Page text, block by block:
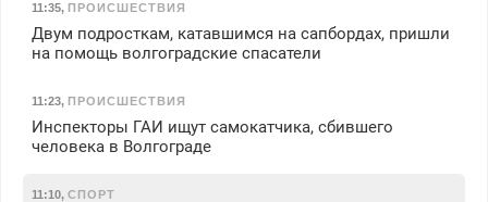
11:35, ПРОИСШЕСТВИЯ
Двум подросткам, катавшимся на сапбордах, пришли
на помощь волгоградские спасатели
11:23, ПРОИСШЕСТВИЯ
Инспекторы ГАИ ищут самокатчика, сбившего
человека в Волгограде
11:10, СПОРТ